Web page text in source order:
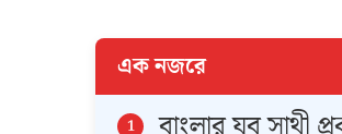
এক নজরে